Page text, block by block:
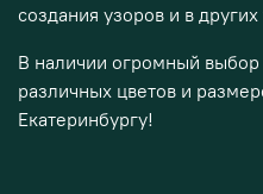
создания узоров и в
В наличии огромный
различных цветов и
Екатеринбургу!